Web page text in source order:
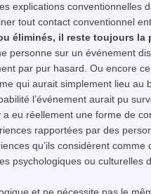
explications conventionnelles
tout contact conventionnel
éliminés, il reste toujours
personne sur un événement
par pur hasard. Ou encore
qui aurait simplement lieu
l’événement aurait pu
a eu réellement une forme de
rapportées par des
qu’ils considèrent comme
psychologiques ou culturelles